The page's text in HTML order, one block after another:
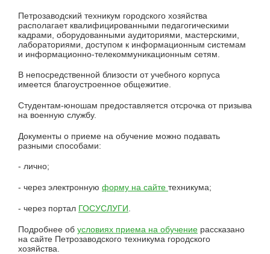
Петрозаводский техникум городского хозяйства
располагает квалифицированными педагогическими
кадрами, оборудованными аудиториями, мастерскими,
лабораториями, доступом к информационным системам
и информационно-телекоммуникационным сетям.
В непосредственной близости от учебного корпуса
имеется благоустроенное общежитие.
Студентам-юношам предоставляется отсрочка от призыва
на военную службу.
Документы о приеме на обучение можно подавать
разными способами:
- лично;
- через электронную форму на сайте техникума;
- через портал ГОСУСЛУГИ
Подробнее об условиях приема на обучение рассказано
на сайте Петрозаводского техникума городского
хозяйства.